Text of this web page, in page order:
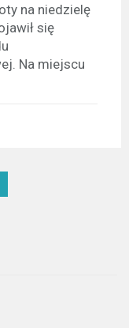
na niedzielę
się
Na miejscu